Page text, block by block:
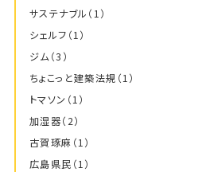
サステナブル （1）
シェルフ （1）
ジム（3）
ちょこっと建築法規 （1）
トマソン （1）
加湿器（2）
古賀琢麻 （1）
広島県民 （1）